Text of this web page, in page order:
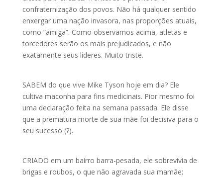
confraternização dos povos. Não há qualquer sentido
enxergar uma nação invasora, nas proporções atuais,
como “amiga”. Como observamos acima, atletas e
torcedores serão os mais prejudicados, e não
exatamente seus líderes. Muito triste.
SABEM do que vive Mike Tyson hoje em dia? Ele
cultiva maconha para fins medicinais. Pior mesmo foi
uma declaração feita na semana passada. Ele disse
que a prematura morte de sua mãe foi decisiva para o
seu sucesso (?).
CRIADO em um bairro barra-pesada, ele sobrevivia de
brigas e roubos, o que não agravada sua mamãe;